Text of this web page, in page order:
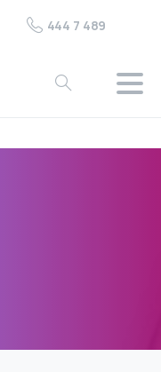
444 7 489